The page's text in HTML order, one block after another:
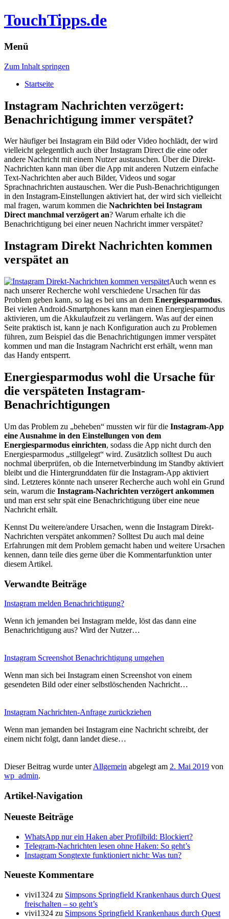
TouchTipps.de
Menü
Zum Inhalt springen
Startseite
Instagram Nachrichten verzögert:
Benachrichtigung immer verspätet?
Wer häufiger bei Instagram ein Bild oder Video hochlädt, der wird
vielleicht gelegentlich auch über Instagram Direct die eine oder
andere Nachricht mit einem Nutzer austauschen. Über die Direkt-
Nachrichten kann man über die App mit anderen Nutzern einfache
Text-Nachrichten aber auch Bilder, Videos und sogar
Sprachnachrichten austauschen. Wer die Push-Benachrichtigungen
in den Instagram-Einstellungen aktiviert hat, der wird sich vielleicht
mal fragen, warum kommen die Nachrichten bei Instagram
Direct manchmal verzögert an? Warum erhalte ich die
Benachrichtigung bei einer neuen Nachricht immer verspätet?
Instagram Direkt Nachrichten kommen
verspätet an
Auch wenn es
nach unserer Recherche wohl verschiedene Ursachen für das
Problem geben kann, so lag es bei uns an dem Energiesparmodus.
Bei vielen Android-Smartphones kann man einen Energiesparmodus
aktivieren, um die Akkulaufzeit zu verlängern. Was auf der einen
Seite praktisch ist, kann je nach Konfiguration auch zu Problemen
führen, zum Beispiel das die Benachrichtigungen immer verspätet
kommen und man die Instagram Nachricht erst erhält, wenn man
das Handy entsperrt.
Energiesparmodus wohl die Ursache für
die verspäteten Instagram-
Benachrichtigungen
Um das Problem zu „beheben“ mussten wir für die Instagram-App
eine Ausnahme in den Einstellungen von dem
Energiesparmodus einrichten, sodass die App nicht durch den
Energiesparmodus „stillgelegt“ wird. Zusätzlich solltest Du auch
nochmal überprüfen, ob die Internetverbindung im Standby aktiviert
bleibt und die Hintergrunddaten für die Instagram-App aktiviert
sind. Letzteres könnte nach unserer Recherche auch wohl ein Grund
sein, warum die Instagram-Nachrichten verzögert ankommen
und man erst sehr spät eine Benachrichtigung über eine neue
Nachricht erhält.
Kennst Du weitere/andere Ursachen, wenn die Instagram Direkt-
Nachrichten verspätet ankommen? Solltest Du auch mal deine
Erfahrungen mit dem Problem gemacht haben und weitere Ursachen
kennen, dann teile dies gerne über die Kommentarfunktion unter
diesem Artikel.
Verwandte Beiträge
Instagram melden Benachrichtigung?
Wenn ich jemanden bei Instagram melde, löst das dann eine
Benachrichtigung aus? Wird der Nutzer…
Instagram Screenshot Benachrichtigung umgehen
Wenn man sich bei Instagram einen Screenshot von einem
gesendeten Bild oder einer selbstlöschenden Nachricht…
Instagram Nachrichten-Anfrage zurückziehen
Wenn man jemanden bei Instagram eine Nachricht schreibt, der
einem nicht folgt, dann landet diese…
Dieser Beitrag wurde unterAllgemein abgelegt am 2. Mai 2019 von
wp_admin.
Artikel-Navigation
Neueste Beiträge
WhatsApp nur ein Haken aber Profilbild: Blockiert?
Telegram-Nachrichten lesen ohne Haken: So geht’s
Instagram Songtexte funktioniert nicht: Was tun?
Neueste Kommentare
vivi1324 zu Simpsons Springfield Krankenhaus durch Quest
freischalten – so geht’s
vivi1324 zu Simpsons Springfield Krankenhaus durch Quest